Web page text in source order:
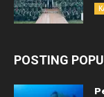
POSTING